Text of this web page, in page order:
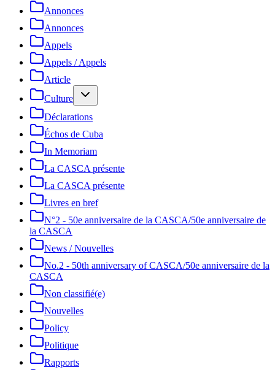
Annonces
Annonces
Appels
Appels / Appels
Article
Culture
Déclarations
Échos de Cuba
In Memoriam
La CASCA présente
La CASCA présente
Livres en bref
N°2 - 50e anniversaire de la CASCA/50e anniversaire de
la CASCA
News / Nouvelles
No.2 - 50th anniversary of CASCA/50e anniversaire de la
CASCA
Non classifié(e)
Nouvelles
Policy
Politique
Rapports